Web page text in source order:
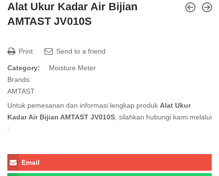
Alat Ukur Kadar Air Bijian
AMTAST JV010S
Print Send to a friend
Category:
Moisture Meter
Brands:
AMTAST
Untuk pemesanan dan informasi lengkap produk Alat Ukur
Kadar Air Bijian AMTAST JV010S , silahkan hubungi kami melalui
:
Email